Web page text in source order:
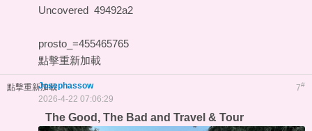
Uncovered 49492a2
prosto_=455465765
點擊重新加載
點擊重新加載 7#
Josephassow
2026-4-22 07:06:29
The Good, The Bad and Travel & Tour